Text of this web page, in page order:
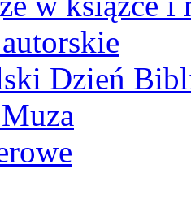
Dzień